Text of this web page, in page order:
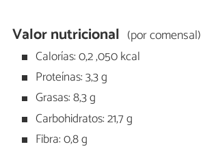
Valor nutricional (por comensal)
Calorías: 0,2 ,050 kcal
Proteínas: 3,3 g
Grasas: 8,3 g
Carbohidratos: 21,7 g
Fibra: 0,8 g